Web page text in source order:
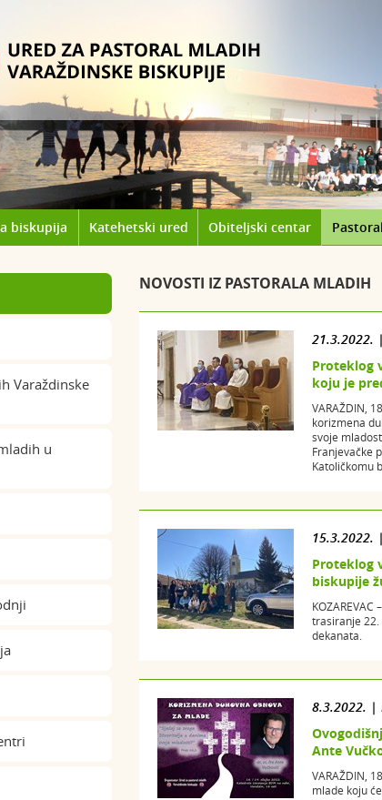
biskupija Katehetski ured Obiteljski centar
Varaždinske
u
NOVOSTI IZ PASTORALA MLADIH
21.3.2022.
Proteklog
koju je
VARAŽDIN,
korizmena
svoje
Franjevačke
Katoličkomu
15.3.2022.
Proteklog
biskupije
trasiranje 22.
dekanata.
8.3.2022. |
Ante
VARAŽDIN,
mlade koju